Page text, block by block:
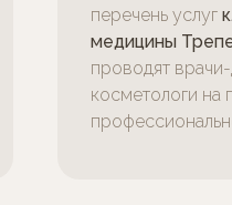
перечень услуг
медицины
проводят
косметологи на